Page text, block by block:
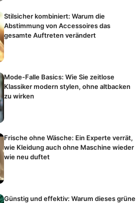
Stilsicher kombiniert: Warum die
Abstimmung von Accessoires das
gesamte Auftreten verändert
Mode-Falle Basics: Wie Sie zeitlose
Klassiker modern stylen, ohne altbacken
zu wirken
Frische ohne Wäsche: Ein Experte verrät,
wie Kleidung auch ohne Maschine wieder
wie neu duftet
Günstig und effektiv: Warum dieses grüne